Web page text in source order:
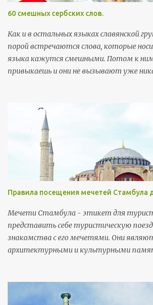
60 смешных сербских слов.
Как и в остальных языках славянской
порой встречаются слова, которые
языка кажутся смешными. Потом к
привыкаешь и они не вызывают уже
примеры, которые можно встретить в
жизни. Так как пост скорее
образовательный, слова приведены без
правильными, а не теми ударениями,
русскоговорящие ставят интуитивно,
так смешны). Первым в строке идет
скобках - написание слова на сербской
потом, соответственно, перевод.
тараканы бубумаре (bubamare) - божьи
(viljušка) - вилка возила (vozila) -
дойка (dojka) - грудь Деда Mраз (Deda
Правила посещения мечетей Стамбула
Мечети Стамбула - этикет для
представить себе туристическую
знакомства с его мечетями. Они
архитектурными и культурными
возводили члены правящей династии,
горожане и высокопоставленные